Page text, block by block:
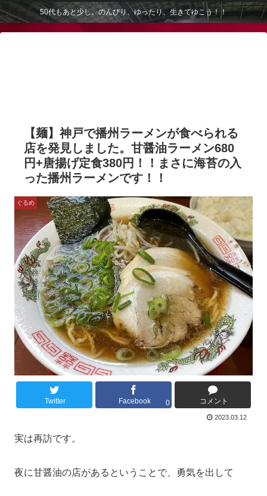
50代もあと少し。のんびり、ゆったり、生きてゆこう！！
【麺】神戸で播州ラーメンが食べられる
店を発見しました。甘醤油ラーメン680
円+唐揚げ定食380円！！まさに海苔の入
った播州ラーメンです！！
ぐるめ
Twitter Facebook 0 コメント
2023.03.12
実は再訪です。
夜に甘醤油の店があるということで、勇気を出して